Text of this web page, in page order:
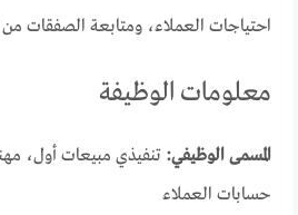
احتياجات العملاء، ومتابعة الصفقات من
معلومات الوظيفة
المسمى الوظيفي: تنفيذي مبيعات أول،
حسابات العملاء